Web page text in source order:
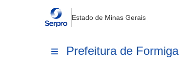
Estado de Minas Gerais
Prefeitura de Formiga